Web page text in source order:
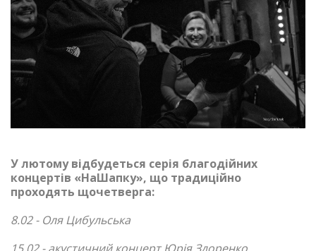
У лютому відбудеться серія благодійних
концертів «НаШапку», що традиційно
проходять щочетверга:
8.02 - Оля Цибульська